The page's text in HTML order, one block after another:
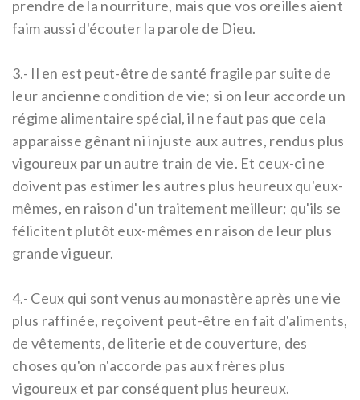
prendre de la nourriture, mais que vos oreilles aient
faim aussi d'écouter la parole de Dieu.
3.- Il en est peut-être de santé fragile par suite de
leur ancienne condition de vie; si on leur accorde un
régime alimentaire spécial, il ne faut pas que cela
apparaisse gênant ni injuste aux autres, rendus plus
vigoureux par un autre train de vie. Et ceux-ci ne
doivent pas estimer les autres plus heureux qu'eux-
mêmes, en raison d'un traitement meilleur; qu'ils se
félicitent plutôt eux-mêmes en raison de leur plus
grande vigueur.
4.- Ceux qui sont venus au monastère après une vie
plus raffinée, reçoivent peut-être en fait d'aliments,
de vêtements, de literie et de couverture, des
choses qu'on n'accorde pas aux frères plus
vigoureux et par conséquent plus heureux.